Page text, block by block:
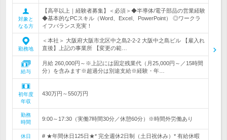
対象と
なる方
【高卒以上｜経験者募集】＜必須＞◆半導体/電子部品の営業経験
◆基本的なPCスキル（Word、Excel、PowerPoint） ◎ワークラ
イフバランス充実！
勤務地
＜本社＞ 大阪府大阪市北区中之島2-2-2 大阪中之島ビル 【雇入れ
直後】上記の事業所 【変更の範…
給与
月給 260,000円～※上記には固定残業代（月25,000円～／15時間
分）を含みます※超過分は別途支給※経験・年…
初年度
年収
430万円～550万円
勤務
時間
9:00～17:30（実働7時間30分／休憩60分）※時間外労働あり
休日
# ★年間休日125日★* 完全週休2日制（土日祝休み）* 有給休暇